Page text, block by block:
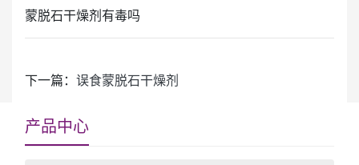
蒙脱石干燥剂有毒吗
下一篇： 误食蒙脱石干燥剂
产品中心